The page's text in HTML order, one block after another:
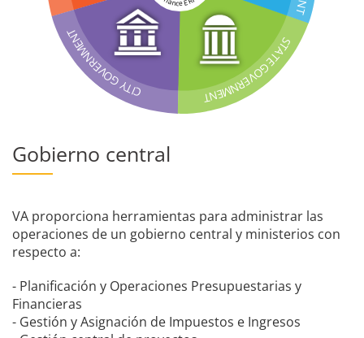
N
T
S
T
A
T
E
G
O
V
E
R
N
M
E
N
T
C
I
T
Y
G
O
V
E
R
N
M
E
N
T
n
ceE
Gobierno central
VA proporciona herramientas para administrar las
operaciones de un gobierno central y ministerios con
respecto a:
- Planificación y Operaciones Presupuestarias y
Financieras
- Gestión y Asignación de Impuestos e Ingresos